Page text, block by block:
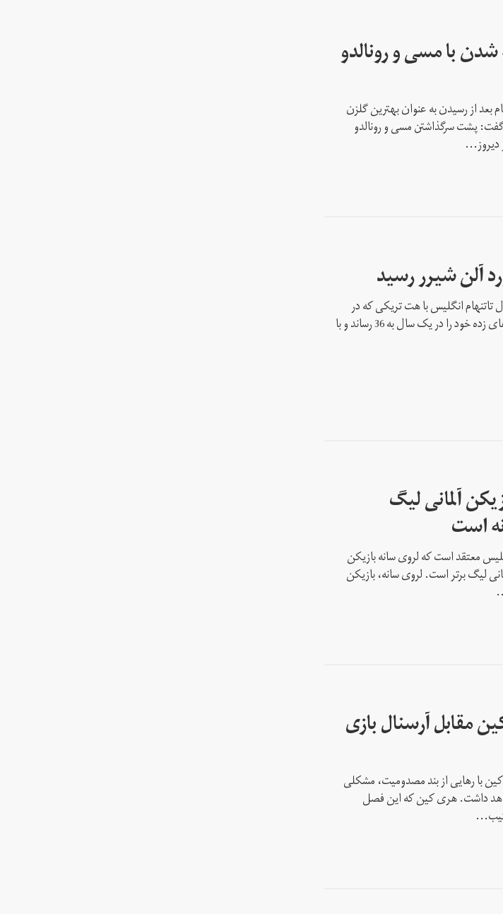
با مسی و رونالدو
بعد از رسیدن به عنوان بهترین گلزن
جهان درسال ۲۰۱۷ گفت: پشت سرگذاشتن مسی و رونالدو
دیروز...
آلن شیرر رسید
انگلیس با هت تریکی که در
بازی با برنلی کرد تعداد گل‌های زده خود را در یک سال به 36 رساند و با
آلمانی لیگ
است
معتقد است که لروی سانه بازیکن
لیگ برتر است. لروی سانه، بازیکن
مقابل آرسنال بازی
با رهایی از بند مصدومیت، مشکلی
داشت. هری کین که این فصل